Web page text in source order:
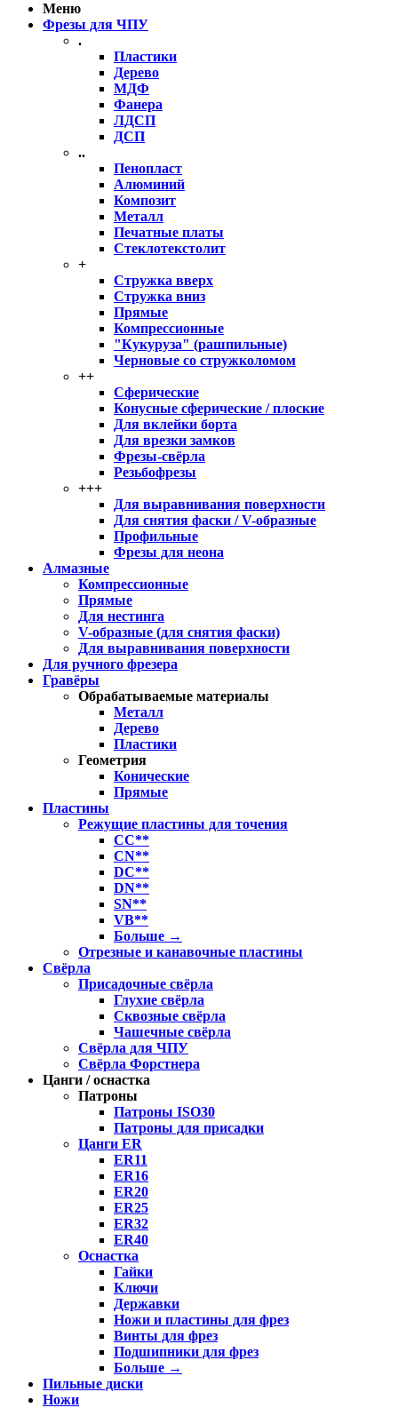
Меню
Фрезы для ЧПУ
.
Пластики
Дерево
МДФ
Фанера
ЛДСП
ДСП
..
Пенопласт
Алюминий
Композит
Металл
Печатные платы
Стеклотекстолит
+
Стружка вверх
Стружка вниз
Прямые
Компрессионные
"Кукуруза" (рашпильные)
Черновые со стружколомом
++
Сферические
Конусные сферические / плоские
Для вклейки борта
Для врезки замков
Фрезы-свёрла
Резьбофрезы
+++
Для выравнивания поверхности
Для снятия фаски / V-образные
Профильные
Фрезы для неона
Алмазные
Компрессионные
Прямые
Для нестинга
V-образные (для снятия фаски)
Для выравнивания поверхности
Для ручного фрезера
Гравёры
Обрабатываемые материалы
Металл
Дерево
Пластики
Геометрия
Конические
Прямые
Пластины
Режущие пластины для точения
CC**
CN**
DC**
DN**
SN**
VB**
Больше →
Отрезные и канавочные пластины
Свёрла
Присадочные свёрла
Глухие свёрла
Сквозные свёрла
Чашечные свёрла
Свёрла для ЧПУ
Свёрла Форстнера
Цанги / оснастка
Патроны
Патроны ISO30
Патроны для присадки
Цанги ER
ER11
ER16
ER20
ER25
ER32
ER40
Оснастка
Гайки
Ключи
Державки
Ножи и пластины для фрез
Винты для фрез
Подшипники для фрез
Больше →
Пильные диски
Ножи